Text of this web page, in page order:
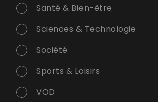
Santé & Bien-être
Sciences & Technologie
Société
Sports & Loisirs
VOD